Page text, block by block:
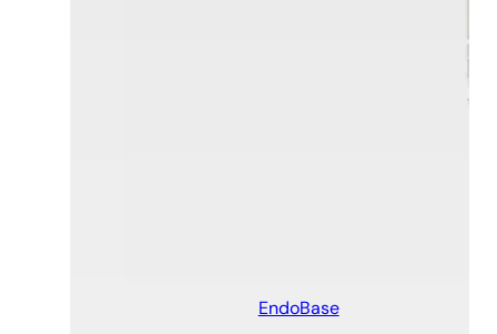
EndoBase